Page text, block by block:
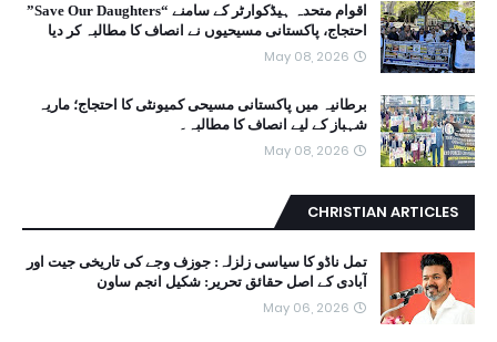
اقوام متحدہ ہیڈکوارٹر کے سامنے “Save Our Daughters”
احتجاج، پاکستانی مسیحیوں نے انصاف کا مطالبہ کر دیا
May 08, 2026
برطانیہ میں پاکستانی مسیحی کمیونٹی کا احتجاج؛ ماریہ
شہباز کے لیے انصاف کا مطالبہ۔
May 08, 2026
CHRISTIAN ARTICLES
تمل ناڈو کا سیاسی زلزلہ: جوزف وجے کی تاریخی جیت اور
آبادی کے اصل حقائق تحریر: شکیل انجم ساون
May 06, 2026